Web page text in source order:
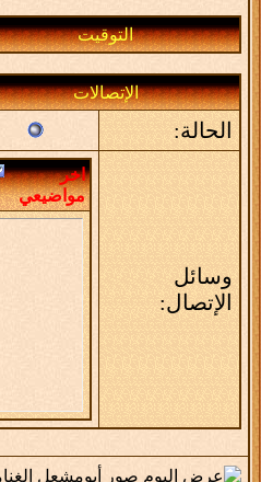
التوقيت
الإتصالات
الحالة:
وسائل
الإتصال:
اخر
مواضيعي